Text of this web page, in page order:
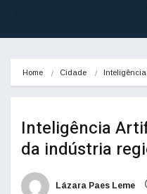
Home Cidade
Inteligência
da indústria
Lázara Paes Leme